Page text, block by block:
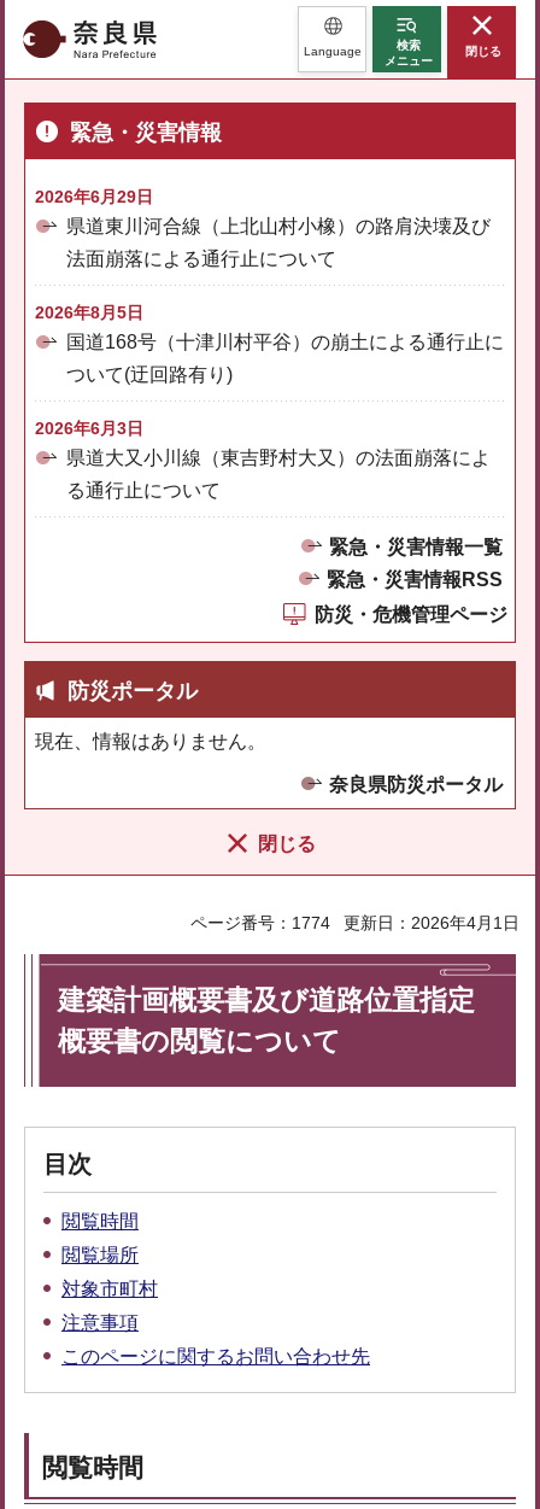
奈良県 Language
検索
メニュー
閉じる
緊急・災害情報
2026年6月29日
県道東川河合線（上北山村小橡）の路肩決壊及び
法面崩落による通行止について
2026年8月5日
国道168号（十津川村平谷）の崩土による通行止に
ついて(迂回路有り)
2026年6月3日
県道大又小川線（東吉野村大又）の法面崩落によ
る通行止について
緊急・災害情報一覧
緊急・災害情報RSS
防災・危機管理ページ
防災ポータル
現在、情報はありません。
奈良県防災ポータル
閉じる
ページ番号：1774 更新日：2026年4月1日
建築計画概要書及び道路位置指定
概要書の閲覧について
目次
閲覧時間
閲覧場所
対象市町村
注意事項
このページに関するお問い合わせ先
閲覧時間